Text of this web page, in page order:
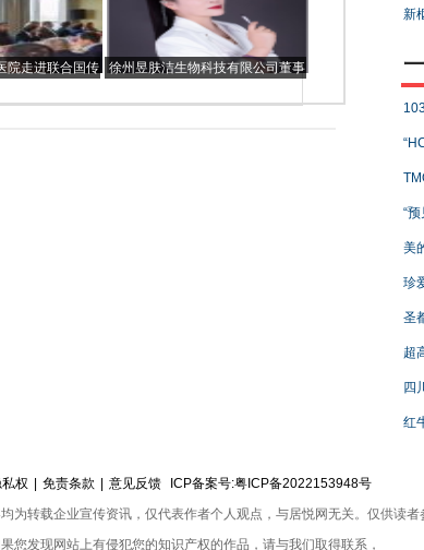
院走进联合国传
徐州昱肤洁生物科技有限公司董事
新
“
美
珍
圣
超
四
红
权 免责条款 意见反馈 ICP备案号:粤ICP备2022153948号
为转载企业宣传资讯，仅代表作者个人观点，与居悦网无关。仅供读者
您发现网站上有侵犯您的知识产权的作品，请与我们取得联系，